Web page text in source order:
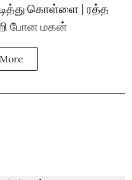
கொள்ளை | ரத்த
போன மகன்